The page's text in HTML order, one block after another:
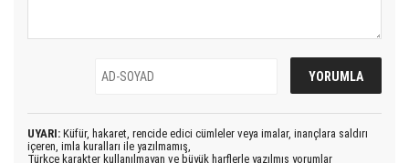
UYARI: Küfür, hakaret, rencide edici cümleler veya imalar, inançlara saldırı
içeren, imla kuralları ile yazılmamış,
Türkçe karakter kullanılmayan ve büyük harflerle yazılmış yorumlar